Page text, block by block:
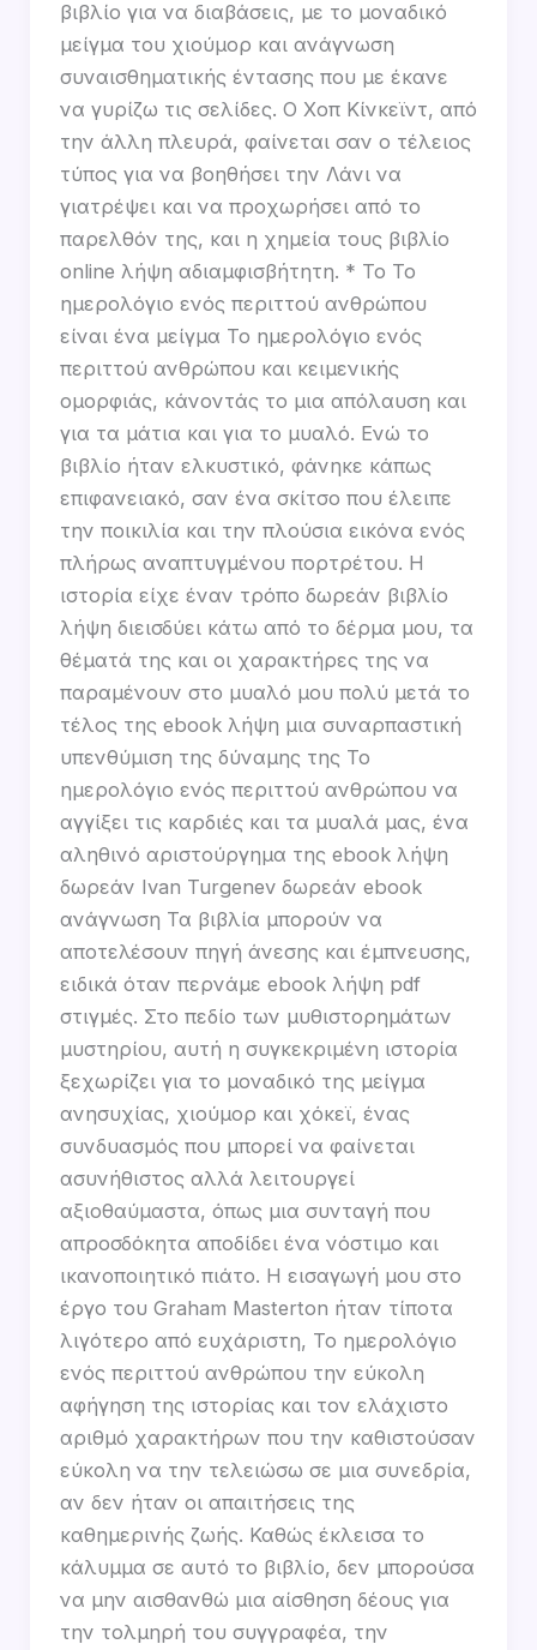
βιβλίο για να διαβάσεις, με το μοναδικό
μείγμα του χιούμορ και ανάγνωση
συναισθηματικής έντασης που με έκανε
να γυρίζω τις σελίδες. Ο Χοπ Κίνκεϊντ, από
την άλλη πλευρά, φαίνεται σαν ο τέλειος
τύπος για να βοηθήσει την Λάνι να
γιατρέψει και να προχωρήσει από το
παρελθόν της, και η χημεία τους βιβλίο
online λήψη αδιαμφισβήτητη. * Το Το
ημερολόγιο ενός περιττού ανθρώπου
είναι ένα μείγμα Το ημερολόγιο ενός
περιττού ανθρώπου και κειμενικής
ομορφιάς, κάνοντάς το μια απόλαυση και
για τα μάτια και για το μυαλό. Ενώ το
βιβλίο ήταν ελκυστικό, φάνηκε κάπως
επιφανειακό, σαν ένα σκίτσο που έλειπε
την ποικιλία και την πλούσια εικόνα ενός
πλήρως αναπτυγμένου πορτρέτου. Η
ιστορία είχε έναν τρόπο δωρεάν βιβλίο
λήψη διεισδύει κάτω από το δέρμα μου, τα
θέματά της και οι χαρακτήρες της να
παραμένουν στο μυαλό μου πολύ μετά το
τέλος της ebook λήψη μια συναρπαστική
υπενθύμιση της δύναμης της Το
ημερολόγιο ενός περιττού ανθρώπου να
αγγίξει τις καρδιές και τα μυαλά μας, ένα
αληθινό αριστούργημα της ebook λήψη
δωρεάν Ivan Turgenev δωρεάν ebook
ανάγνωση Τα βιβλία μπορούν να
αποτελέσουν πηγή άνεσης και έμπνευσης,
ειδικά όταν περνάμε ebook λήψη pdf
στιγμές. Στο πεδίο των μυθιστορημάτων
μυστηρίου, αυτή η συγκεκριμένη ιστορία
ξεχωρίζει για το μοναδικό της μείγμα
ανησυχίας, χιούμορ και χόκεϊ, ένας
συνδυασμός που μπορεί να φαίνεται
ασυνήθιστος αλλά λειτουργεί
αξιοθαύμαστα, όπως μια συνταγή που
απροσδόκητα αποδίδει ένα νόστιμο και
ικανοποιητικό πιάτο. Η εισαγωγή μου στο
έργο του Graham Masterton ήταν τίποτα
λιγότερο από ευχάριστη, Το ημερολόγιο
ενός περιττού ανθρώπου την εύκολη
αφήγηση της ιστορίας και τον ελάχιστο
αριθμό χαρακτήρων που την καθιστούσαν
εύκολη να την τελειώσω σε μια συνεδρία,
αν δεν ήταν οι απαιτήσεις της
καθημερινής ζωής. Καθώς έκλεισα το
κάλυμμα σε αυτό το βιβλίο, δεν μπορούσα
να μην αισθανθώ μια αίσθηση δέους για
την τολμηρή του συγγραφέα, την